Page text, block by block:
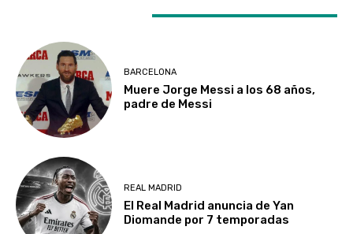
BARCELONA
Muere Jorge Messi a los 68 años,
padre de Messi
REAL MADRID
El Real Madrid anuncia de Yan
Diomande por 7 temporadas